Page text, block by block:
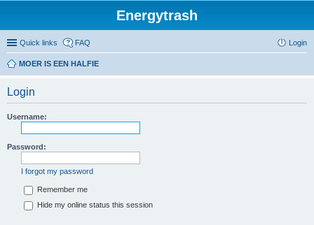
Energytrash
Quick links FAQ Login
MOER IS EEN HALFIE
Login
Username:
Password:
I forgot my password
Remember me
Hide my online status this session